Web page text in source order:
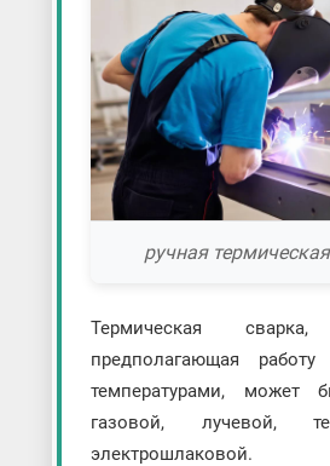
ручная
Термическая
предполагающая
температурами, может
газовой, лучевой,
электрошлаковой.